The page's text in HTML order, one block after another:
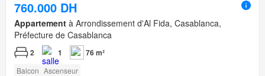
760.000 DH
Appartement à Arrondissement d'Al Fida, Casablanca,
Préfecture de Casablanca
2 1 76 m²
Balcon Ascenseur